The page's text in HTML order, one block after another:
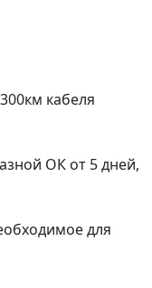
кабеля
ОК от 5 дней,
для